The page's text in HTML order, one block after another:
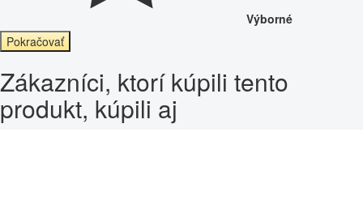
Výborné
Pokračovať
Zákazníci, ktorí kúpili tento
produkt, kúpili aj